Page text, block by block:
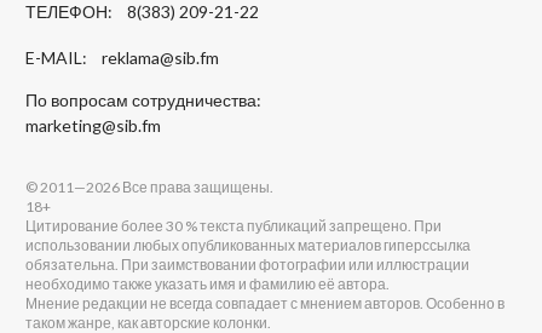
ТЕЛЕФОН: 8(383) 209-21-22
E-MAIL: reklama@sib.fm
По вопросам сотрудничества:
marketing@sib.fm
© 2011—2026 Все права защищены.
18+
Цитирование более 30 % текста публикаций запрещено. При
использовании любых опубликованных материалов гиперссылка
обязательна. При заимствовании фотографии или иллюстрации
необходимо также указать имя и фамилию её автора.
Мнение редакции не всегда совпадает с мнением авторов. Особенно в
таком жанре, как авторские колонки.